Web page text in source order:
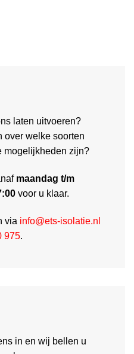
laten uitvoeren?
over welke soorten
mogelijkheden zijn?
maandag t/m
voor u klaar.
via info@ets-isolatie.nl
975.
in en wij bellen u